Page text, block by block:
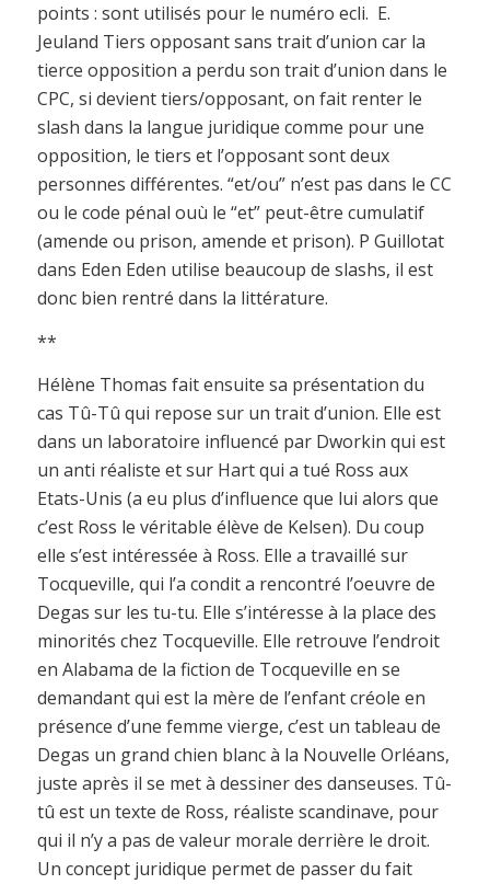
points : sont utilisés pour le numéro ecli. E.
Jeuland Tiers opposant sans trait d’union car la
tierce opposition a perdu son trait d’union dans le
CPC, si devient tiers/opposant, on fait renter le
slash dans la langue juridique comme pour une
opposition, le tiers et l’opposant sont deux
personnes différentes. “et/ou” n’est pas dans le CC
ou le code pénal ouù le “et” peut-être cumulatif
(amende ou prison, amende et prison). P Guillotat
dans Eden Eden utilise beaucoup de slashs, il est
donc bien rentré dans la littérature.
**
Hélène Thomas fait ensuite sa présentation du
cas Tû-Tû qui repose sur un trait d’union. Elle est
dans un laboratoire influencé par Dworkin qui est
un anti réaliste et sur Hart qui a tué Ross aux
Etats-Unis (a eu plus d’influence que lui alors que
c’est Ross le véritable élève de Kelsen). Du coup
elle s’est intéressée à Ross. Elle a travaillé sur
Tocqueville, qui l’a condit a rencontré l’oeuvre de
Degas sur les tu-tu. Elle s’intéresse à la place des
minorités chez Tocqueville. Elle retrouve l’endroit
en Alabama de la fiction de Tocqueville en se
demandant qui est la mère de l’enfant créole en
présence d’une femme vierge, c’est un tableau de
Degas un grand chien blanc à la Nouvelle Orléans,
juste après il se met à dessiner des danseuses. Tû-
tû est un texte de Ross, réaliste scandinave, pour
qui il n’y a pas de valeur morale derrière le droit.
Un concept juridique permet de passer du fait